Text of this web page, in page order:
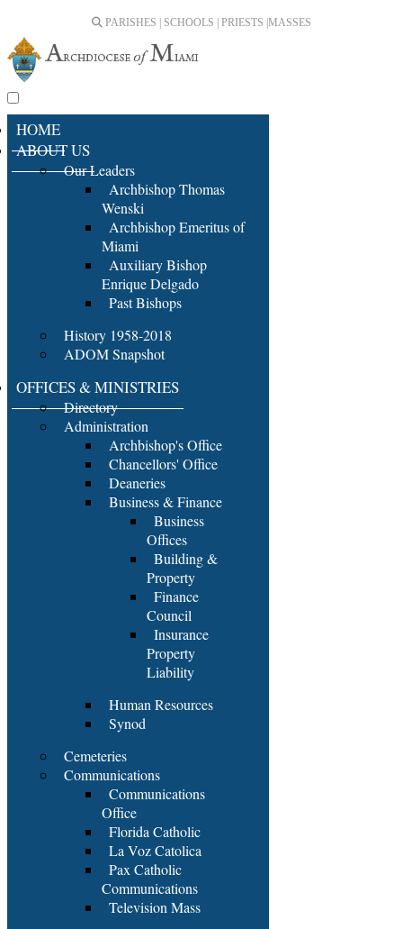
PARISHES | SCHOOLS | PRIESTS | MASSES
HOME
ABOUT US
Our Leaders
Archbishop Thomas
Wenski
Archbishop Emeritus of
Miami
Auxiliary Bishop
Enrique Delgado
Past Bishops
History 1958-2018
ADOM Snapshot
OFFICES & MINISTRIES
Directory
Administration
Archbishop's Office
Chancellors' Office
Deaneries
Business & Finance
Business
Offices
Building &
Property
Finance
Council
Insurance
Property
Liability
Human Resources
Synod
Cemeteries
Communications
Communications
Office
Florida Catholic
La Voz Catolica
Pax Catholic
Communications
Television Mass